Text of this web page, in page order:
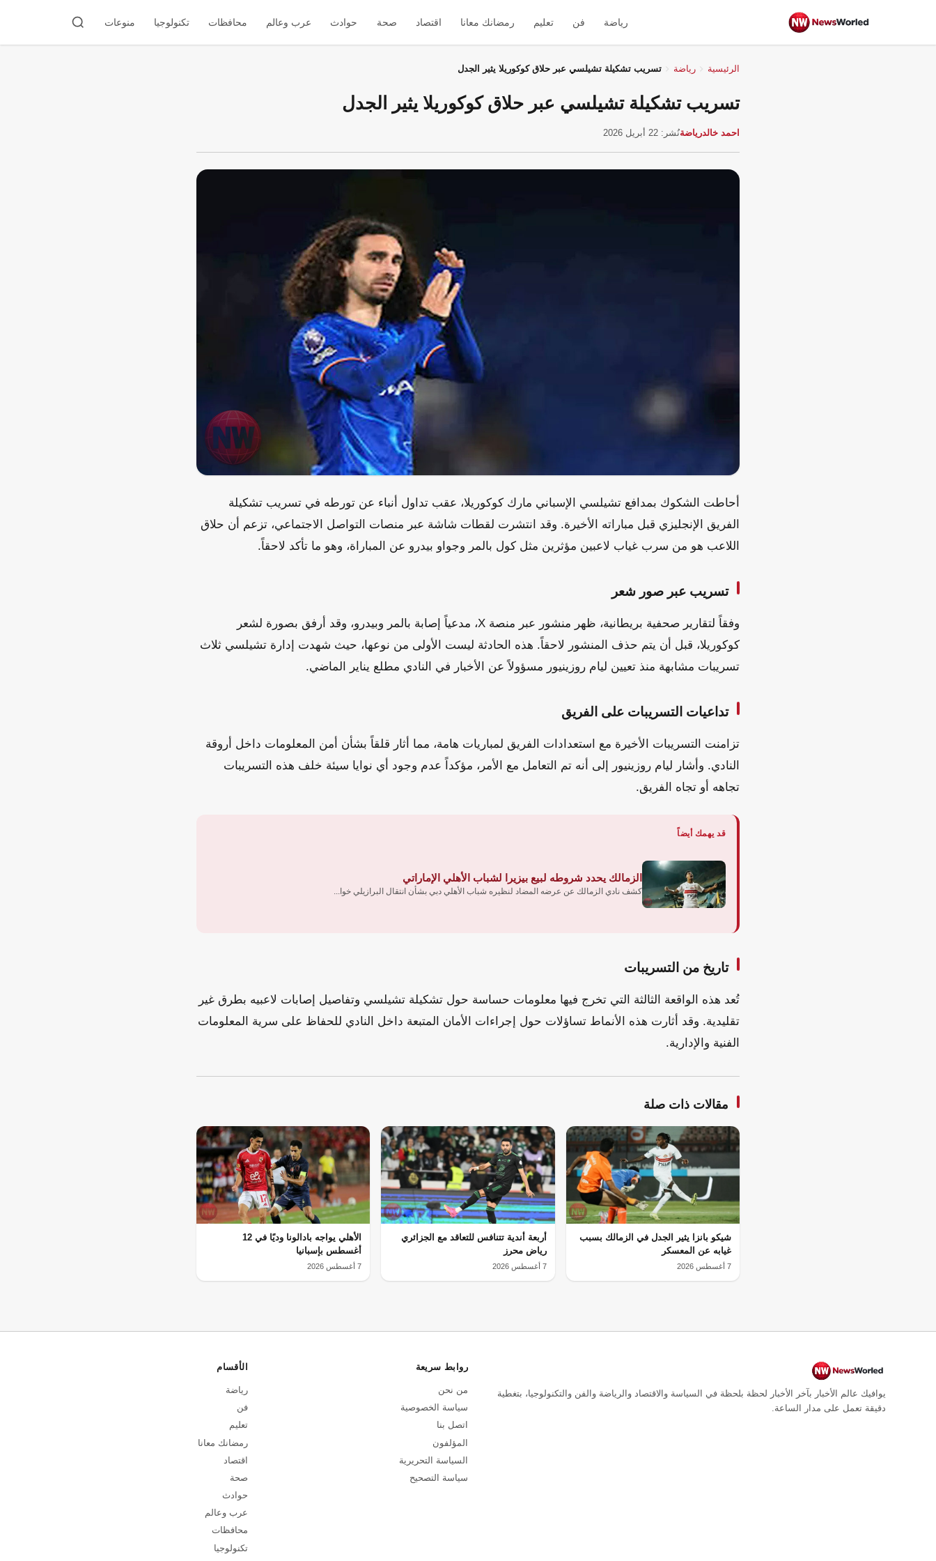
رياضة فن تعليم رمضانك معانا اقتصاد صحة حوادث عرب وعالم محافظات تكنولوجيا منوعات
الرئيسية رياضة تسريب تشكيلة تشيلسي عبر حلاق كوكوريلا يثير الجدل
تسريب تشكيلة تشيلسي عبر حلاق كوكوريلا يثير الجدل
احمد خالدرياضةنُشر: 22 أبريل 2026
أحاطت الشكوك بمدافع تشيلسي الإسباني مارك كوكوريلا، عقب تداول أنباء عن تورطه في تسريب تشكيلة
الفريق الإنجليزي قبل مباراته الأخيرة. وقد انتشرت لقطات شاشة عبر منصات التواصل الاجتماعي، تزعم أن حلاق
اللاعب هو من سرب غياب لاعبين مؤثرين مثل كول بالمر وجواو بيدرو عن المباراة، وهو ما تأكد لاحقاً.
تسريب عبر صور شعر
وفقاً لتقارير صحفية بريطانية، ظهر منشور عبر منصة X، مدعياً إصابة بالمر وبيدرو، وقد أرفق بصورة لشعر
كوكوريلا، قبل أن يتم حذف المنشور لاحقاً. هذه الحادثة ليست الأولى من نوعها، حيث شهدت إدارة تشيلسي ثلاث
تسريبات مشابهة منذ تعيين ليام روزينيور مسؤولاً عن الأخبار في النادي مطلع يناير الماضي.
تداعيات التسريبات على الفريق
تزامنت التسريبات الأخيرة مع استعدادات الفريق لمباريات هامة، مما أثار قلقاً بشأن أمن المعلومات داخل أروقة
النادي. وأشار ليام روزينيور إلى أنه تم التعامل مع الأمر، مؤكداً عدم وجود أي نوايا سيئة خلف هذه التسريبات
تجاهه أو تجاه الفريق.
قد يهمك أيضاً
الزمالك يحدد شروطه لبيع بيزيرا لشباب الأهلي الإماراتي
كشف نادي الزمالك عن عرضه المضاد لنظيره شباب الأهلي دبي بشأن انتقال البرازيلي خوا...
تاريخ من التسريبات
تُعد هذه الواقعة الثالثة التي تخرج فيها معلومات حساسة حول تشكيلة تشيلسي وتفاصيل إصابات لاعبيه بطرق غير
تقليدية. وقد أثارت هذه الأنماط تساؤلات حول إجراءات الأمان المتبعة داخل النادي للحفاظ على سرية المعلومات
الفنية والإدارية.
مقالات ذات صلة
شيكو بانزا يثير الجدل في الزمالك بسبب
غيابه عن المعسكر
7 أغسطس 2026
أربعة أندية تتنافس للتعاقد مع الجزائري
رياض محرز
7 أغسطس 2026
الأهلي يواجه بادالونا وديًا في 12
أغسطس بإسبانيا
7 أغسطس 2026
يوافيك عالم الأخبار بآخر الأخبار لحظة بلحظة في السياسة والاقتصاد والرياضة والفن والتكنولوجيا، بتغطية
دقيقة تعمل على مدار الساعة.
روابط سريعة
من نحن
سياسة الخصوصية
اتصل بنا
المؤلفون
السياسة التحريرية
سياسة التصحيح
الأقسام
رياضة
فن
تعليم
رمضانك معانا
اقتصاد
صحة
حوادث
عرب وعالم
محافظات
تكنولوجيا